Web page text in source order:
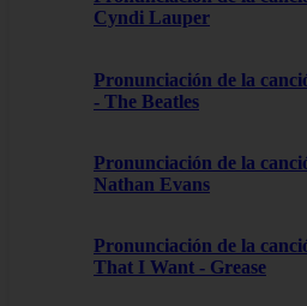
Cyndi Lauper
Pronunciación de la
- The Beatles
Pronunciación de la
Nathan Evans
Pronunciación de la
That I Want - Grease